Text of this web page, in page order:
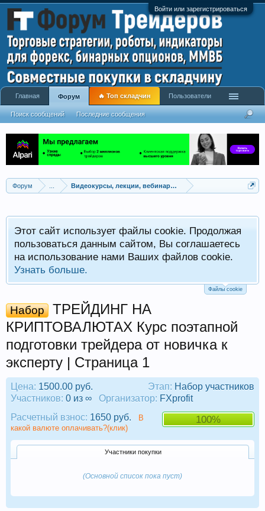
Войти или зарегистрироваться
Форум Видеокурсы, лекции, вебинары, учебный материал
Этот сайт использует файлы cookie. Продолжая
пользоваться данным сайтом, Вы соглашаетесь
на использование нами Ваших файлов cookie.
Узнать больше.
Файлы cookie
Набор
ТРЕЙДИНГ НА
КРИПТОВАЛЮТАХ Курс поэтапной
подготовки трейдера от новичка к
эксперту | Страница 1
Этап: Набор участников
Цена: 1500.00 руб.
Участников: 0 из ∞ Организатор: FXprofit
100%
Расчетный взнос: 1650 руб.
В
какой валюте оплачивать?(клик)
Участники покупки
(Основной список пока пуст)
Главная Форум
Поиск сообщений Последние сообщения
🔥 Топ складчин Пользователи